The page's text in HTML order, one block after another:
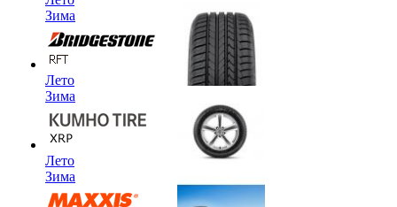
Зима
Лето
Зима
Лето
Зима